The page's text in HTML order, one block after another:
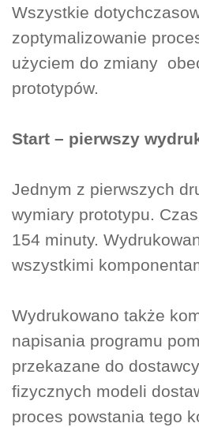
Wszystkie
zoptymalizowanie
użyciem do zmiany
prototypów.
Start – pierwszy
Jednym z pierwszych
wymiary prototypu.
154 minuty.
wszystkimi
Wydrukowano także
napisania programu
przekazane do
fizycznych modeli
proces powstania tego